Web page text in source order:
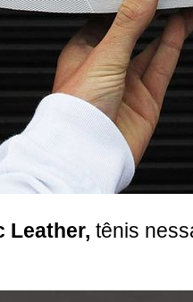
Leather, tênis